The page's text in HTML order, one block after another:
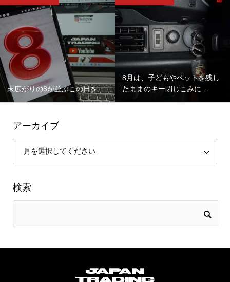
末広がりの8が並ぶこの日を
8月は、子どもやペットを残し
たままのキー閉じこみに…
アーカイブ
検索